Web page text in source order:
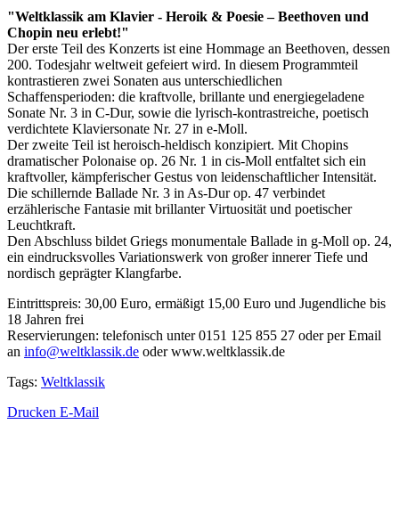
"Weltklassik am Klavier - Heroik & Poesie – Beethoven und
Chopin neu erlebt!"
Der erste Teil des Konzerts ist eine Hommage an Beethoven, dessen
200. Todesjahr weltweit gefeiert wird. In diesem Programmteil
kontrastieren zwei Sonaten aus unterschiedlichen
Schaffensperioden: die kraftvolle, brillante und energiegeladene
Sonate Nr. 3 in C-Dur, sowie die lyrisch-kontrastreiche, poetisch
verdichtete Klaviersonate Nr. 27 in e-Moll.
Der zweite Teil ist heroisch-heldisch konzipiert. Mit Chopins
dramatischer Polonaise op. 26 Nr. 1 in cis-Moll entfaltet sich ein
kraftvoller, kämpferischer Gestus von leidenschaftlicher Intensität.
Die schillernde Ballade Nr. 3 in As-Dur op. 47 verbindet
erzählerische Fantasie mit brillanter Virtuosität und poetischer
Leuchtkraft.
Den Abschluss bildet Griegs monumentale Ballade in g-Moll op. 24,
ein eindrucksvolles Variationswerk von großer innerer Tiefe und
nordisch geprägter Klangfarbe.
Eintrittspreis: 30,00 Euro, ermäßigt 15,00 Euro und Jugendliche bis
18 Jahren frei
Reservierungen: telefonisch unter 0151 125 855 27 oder per Email
an info@weltklassik.de oder www.weltklassik.de
Tags: Weltklassik
Drucken E-Mail